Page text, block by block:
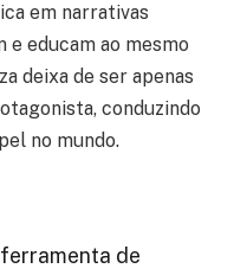
em narrativas
e educam ao mesmo
deixa de ser apenas
conduzindo
no mundo.
de